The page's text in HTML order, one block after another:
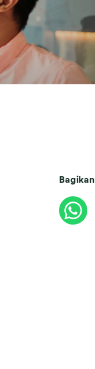
Bagikan